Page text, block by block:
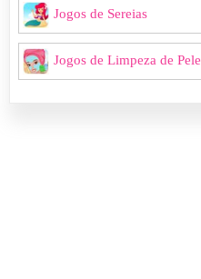
Jogos de Sereias
Jogos de Limpeza de Pele